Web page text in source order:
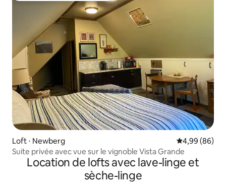
Loft ⋅ Newberg Évaluation
4,99 (86)
Suite privée avec vue sur le vignoble Vista Grande
Location de lofts avec lave-linge et
sèche-linge